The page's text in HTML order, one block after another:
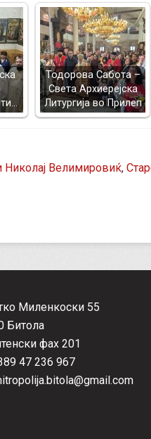
Тодорова Сабота –
Света Архиерејска
Литургија во Прилеп
Николај Велимировиќ,
Миленкоски 55
Битола
фах 201
47 236 967